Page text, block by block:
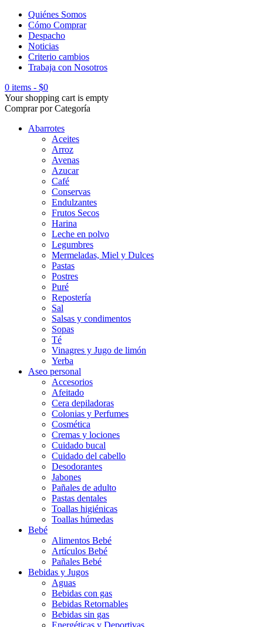
Quiénes Somos
Cómo Comprar
Despacho
Noticias
Criterio cambios
Trabaja con Nosotros
0 items - $0
Your shopping cart is empty
Comprar por Categoría
Abarrotes
Aceites
Arroz
Avenas
Azucar
Café
Conservas
Endulzantes
Frutos Secos
Harina
Leche en polvo
Legumbres
Mermeladas, Miel y Dulces
Pastas
Postres
Puré
Repostería
Sal
Salsas y condimentos
Sopas
Té
Vinagres y Jugo de limón
Yerba
Aseo personal
Accesorios
Afeitado
Cera depiladoras
Colonias y Perfumes
Cosmética
Cremas y lociones
Cuidado bucal
Cuidado del cabello
Desodorantes
Jabones
Pañales de adulto
Pastas dentales
Toallas higiénicas
Toallas húmedas
Bebé
Alimentos Bebé
Artículos Bebé
Pañales Bebé
Bebidas y Jugos
Aguas
Bebidas con gas
Bebidas Retornables
Bebidas sin gas
Energéticas y Deportivas